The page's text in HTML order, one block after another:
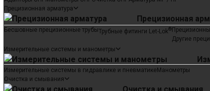
Прецизионная арматура
Прецизионная
Бесшовные прецизионные трубыТрубные фитинги Let-Lok®
Другие
Измерительные системы и манометры
Измерительные системы в гидравлике и пневматике Манометры
Очистка и смывания